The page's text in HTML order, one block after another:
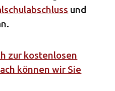
und
zur kostenlosen
können wir Sie